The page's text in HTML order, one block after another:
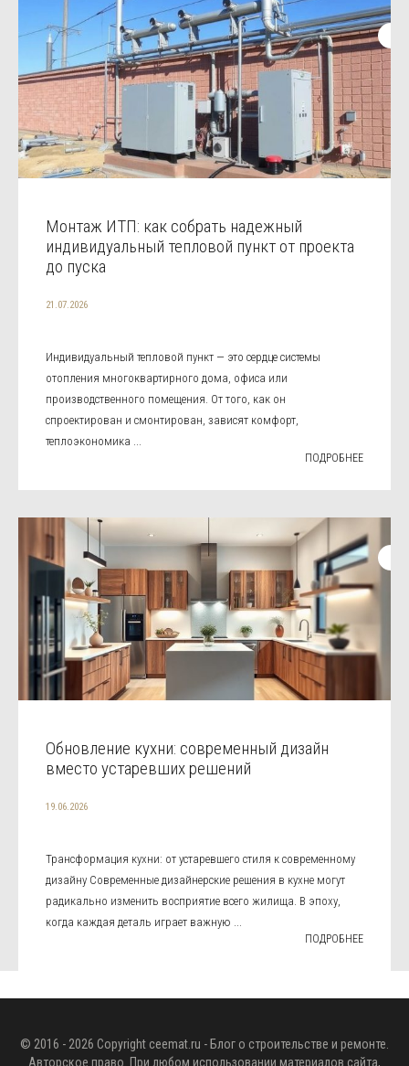
Монтаж ИТП: как собрать надежный
индивидуальный тепловой пункт от проекта
до пуска
21.07.2026
Индивидуальный тепловой пункт — это сердце системы
отопления многоквартирного дома, офиса или
производственного помещения. От того, как он
спроектирован и смонтирован, зависят комфорт,
теплоэкономика ...
ПОДРОБНЕЕ
Обновление кухни: современный дизайн
вместо устаревших решений
19.06.2026
Трансформация кухни: от устаревшего стиля к современному
дизайну Современные дизайнерские решения в кухне могут
радикально изменить восприятие всего жилища. В эпоху,
когда каждая деталь играет важную ...
ПОДРОБНЕЕ
© 2016 - 2026 Copyright ceemat.ru - Блог о строительстве и ремонте.
Авторское право. При любом использовании материалов сайта,